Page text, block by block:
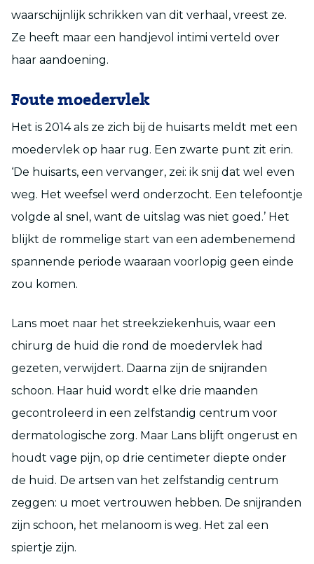
waarschijnlijk schrikken van dit verhaal, vreest ze.
Ze heeft maar een handjevol intimi verteld over
haar aandoening.
Foute moedervlek
Het is 2014 als ze zich bij de huisarts meldt met een
moedervlek op haar rug. Een zwarte punt zit erin.
‘De huisarts, een vervanger, zei: ik snij dat wel even
weg. Het weefsel werd onderzocht. Een telefoontje
volgde al snel, want de uitslag was niet goed.’ Het
blijkt de rommelige start van een adembenemend
spannende periode waaraan voorlopig geen einde
zou komen.
Lans moet naar het streekziekenhuis, waar een
chirurg de huid die rond de moedervlek had
gezeten, verwijdert. Daarna zijn de snijranden
schoon. Haar huid wordt elke drie maanden
gecontroleerd in een zelfstandig centrum voor
dermatologische zorg. Maar Lans blijft ongerust en
houdt vage pijn, op drie centimeter diepte onder
de huid. De artsen van het zelfstandig centrum
zeggen: u moet vertrouwen hebben. De snijranden
zijn schoon, het melanoom is weg. Het zal een
spiertje zijn.